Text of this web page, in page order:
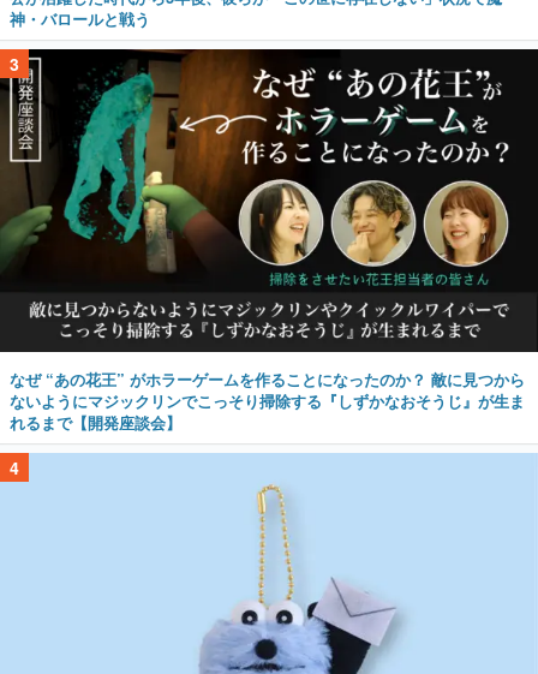
神・バロールと戦う
3
なぜ “あの花王” がホラーゲームを作ることになったのか？ 敵に見つから
ないようにマジックリンでこっそり掃除する『しずかなおそうじ』が生ま
れるまで【開発座談会】
4